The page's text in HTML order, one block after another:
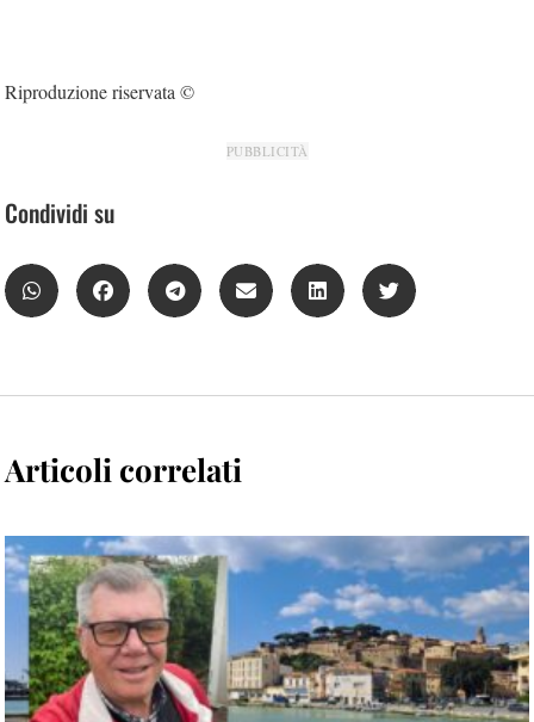
Riproduzione riservata ©
PUBBLICITÀ
Condividi su
Articoli correlati